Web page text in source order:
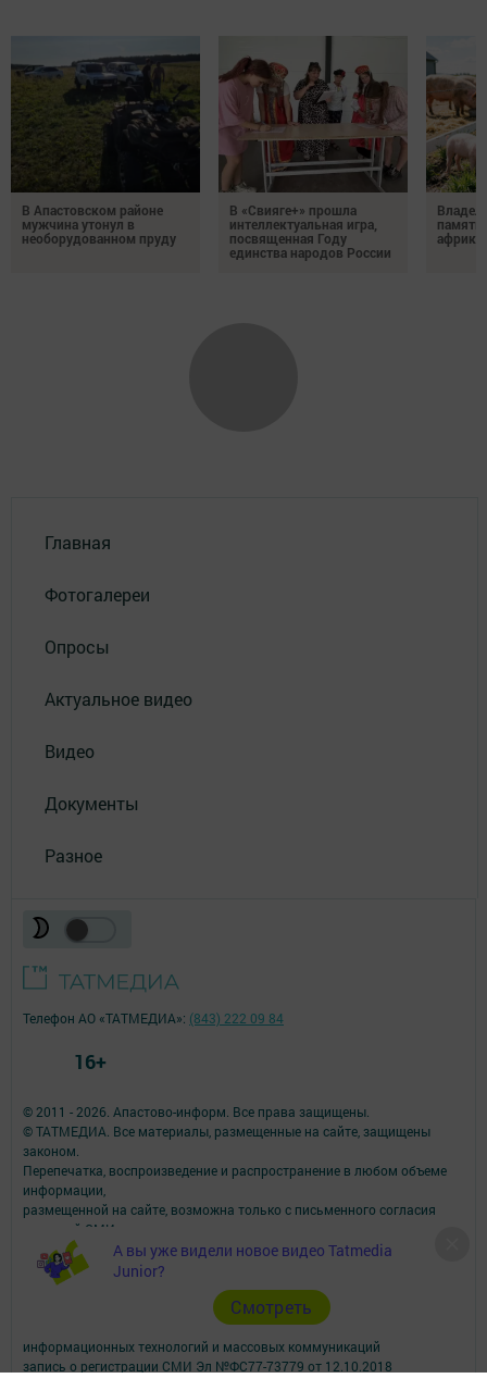
В Апастовском районе
мужчина утонул в
необорудованном пруду
В «Свияге+» прошла
интеллектуальная игра,
посвященная Году
единства народов России
Главная
Фотогалереи
Опросы
Актуальное видео
Видео
Документы
Разное
А вы уже видели новое видео Tatmedia
Junior?
Cмотреть
© 2011 - 2026. Апастово-информ. Все права защищены.
© ТАТМЕДИА. Все материалы, размещенные на сайте, защищены
законом.
Перепечатка, воспроизведение и распространение в любом объеме
информации,
размещенной на сайте, возможна только с письменного согласия
редакций СМИ.
При поддержке Республиканского агентства по печати и массовым
коммуникациям.
Наименование СМИ: Апастово-информ
СМИ зарегистрировано Федеральной службой по надзору в сфере
информационных технологий и массовых коммуникаций
запись о регистрации СМИ Эл №ФС77-73779 от 12.10.2018
Телефон АО «ТАТМЕДИА»: (843) 222 09 84
16+